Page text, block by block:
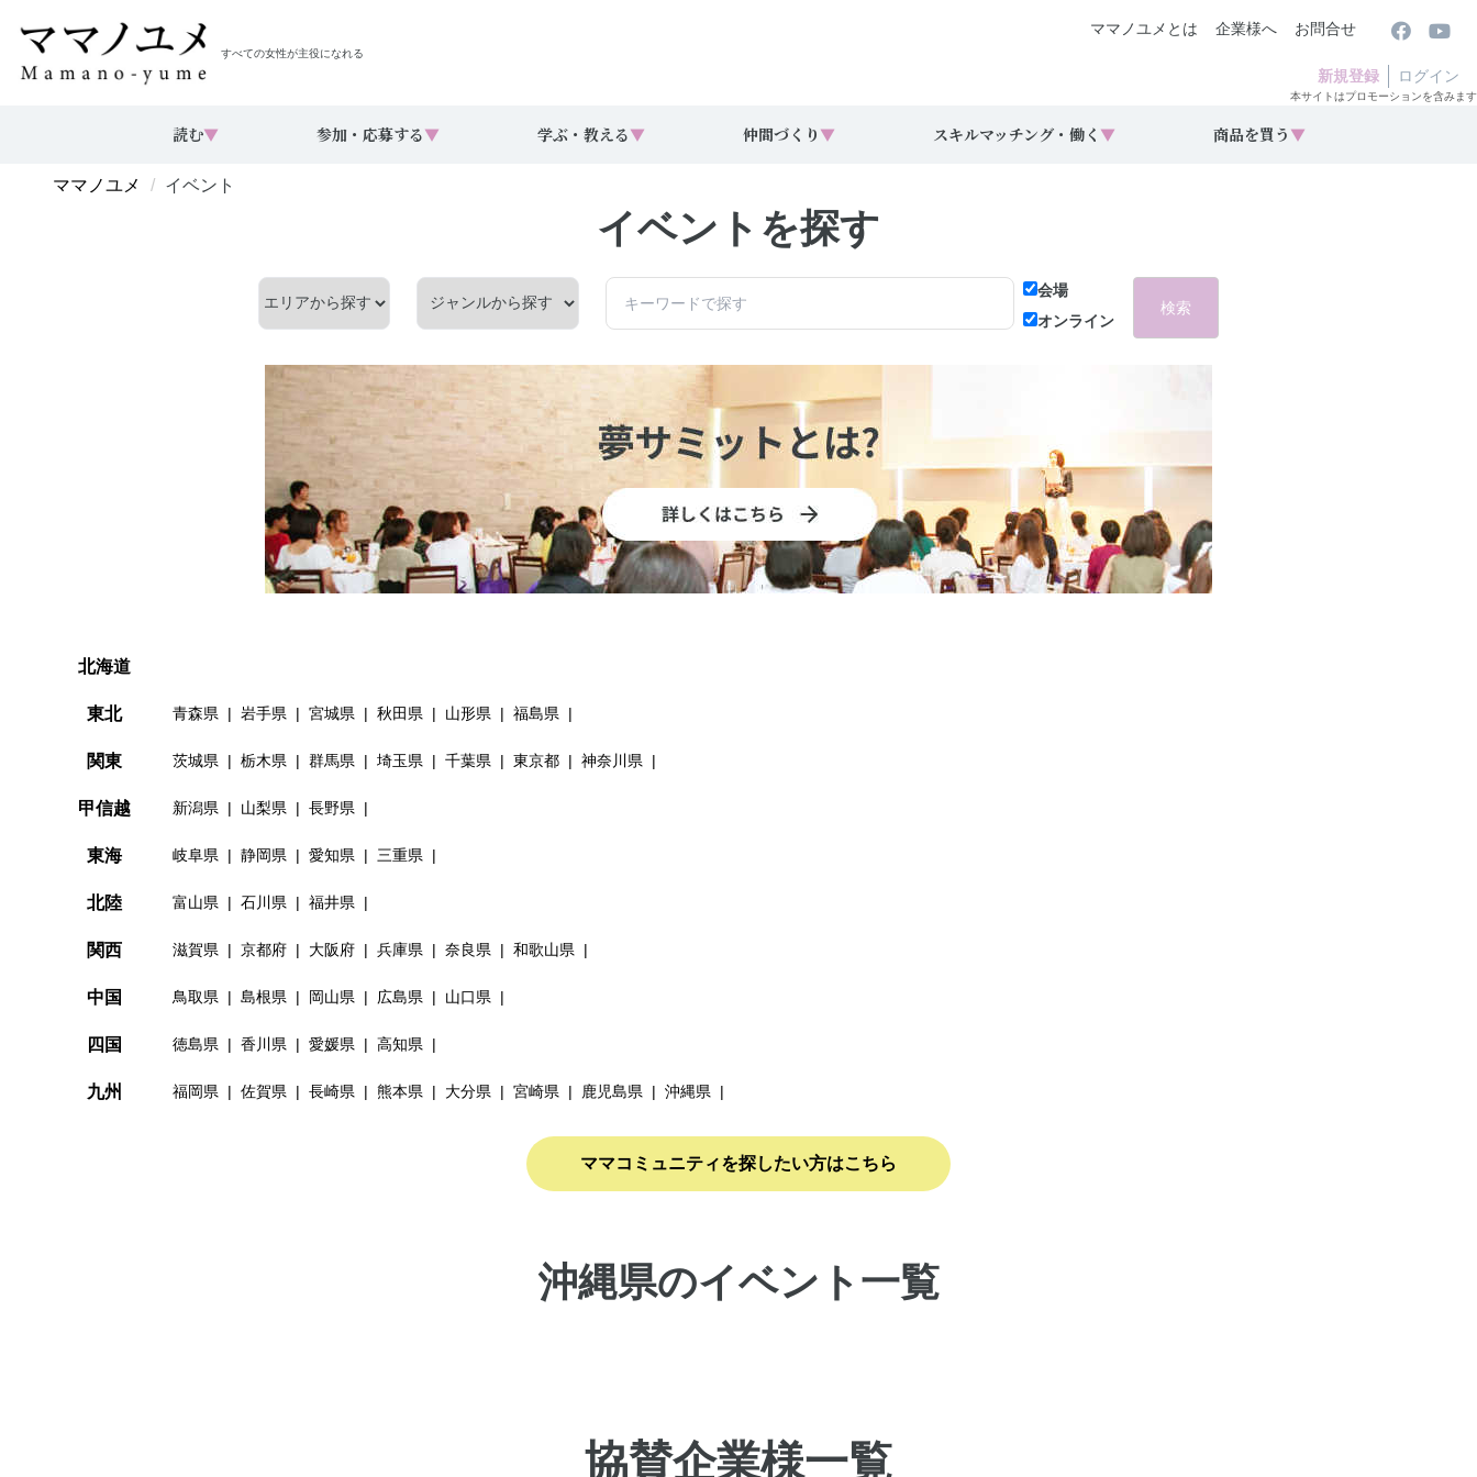
すべての女性が主役になれる
ママノユメとは 企業様へ お問合せ
新規登録 ログイン
本サイトはプロモーションを含みます
読む▼ 参加・応募する▼ 学ぶ・教える▼ 仲間づくり ▼ スキルマッチング・働く ▼ 商品を買う ▼
ママノユメ イベント
イベントを探す
会場
オンライン
検索
北海道
東北 青森県 岩手県 宮城県 秋田県 山形県 福島県
関東 茨城県 栃木県 群馬県 埼玉県 千葉県 東京都 神奈川県
甲信越 新潟県 山梨県 長野県
東海 岐阜県 静岡県 愛知県 三重県
北陸 富山県 石川県 福井県
関西 滋賀県 京都府 大阪府 兵庫県 奈良県 和歌山県
中国 鳥取県 島根県 岡山県 広島県 山口県
四国 徳島県 香川県 愛媛県 高知県
九州 福岡県 佐賀県 長崎県 熊本県 大分県 宮崎県 鹿児島県 沖縄県
ママコミュニティを探したい方はこちら
沖縄県のイベント一覧
協賛企業様一覧